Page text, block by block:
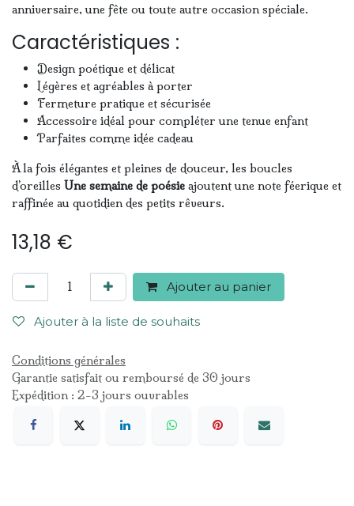
anniversaire, une fête ou toute autre occasion spéciale.
Caractéristiques :
Design poétique et délicat
Légères et agréables à porter
Fermeture pratique et sécurisée
Accessoire idéal pour compléter une tenue enfant
Parfaites comme idée cadeau
À la fois élégantes et pleines de douceur, les boucles
d’oreilles Une semaine de poésie ajoutent une note féerique et
raffinée au quotidien des petits rêveurs.
13,18 €
Ajouter au panier
Ajouter à la liste de souhaits
Conditions générales
Garantie satisfait ou remboursé de 30 jours
Expédition : 2-3 jours ouvrables